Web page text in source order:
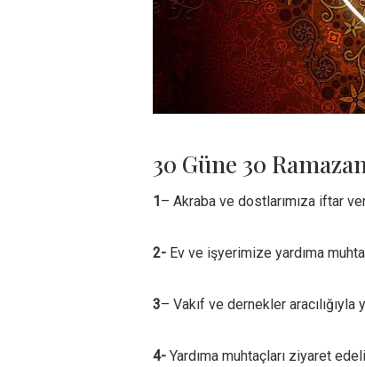
30 Güne 30
1– Akraba ve dostlarımıza iftar
2- Ev ve işyerimize yardıma
3– Vakıf ve dernekler aracılığıyla
4- Yardıma muhtaçları ziyaret